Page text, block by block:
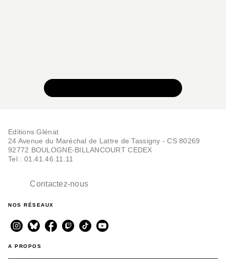
Editions Glénat
24 Avenue du Maréchal de Lattre de Tassigny - CS 80269
92772 BOULOGNE-BILLANCOURT CEDEX
Tel : 01.41.46.11.11
Contactez-nous
NOS RÉSEAUX
A PROPOS